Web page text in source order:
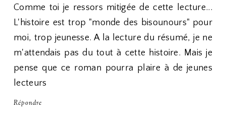
Comme toi je ressors mitigée de cette lecture...
L'histoire est trop "monde des bisounours" pour
moi, trop jeunesse. A la lecture du résumé, je ne
m'attendais pas du tout à cette histoire. Mais je
pense que ce roman pourra plaire à de jeunes
lecteurs
Répondre